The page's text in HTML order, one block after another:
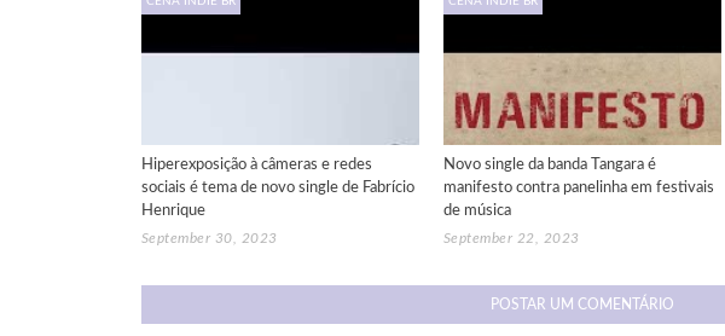
Hiperexposição à câmeras e redes
sociais é tema de novo single de Fabrício
Henrique
September 30, 2023
Novo single da banda Tangara é
manifesto contra panelinha em festivais
de música
September 22, 2023
POSTAR UM COMENTÁRIO